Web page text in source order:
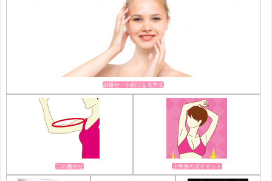
顔痩せ・小顔になる方法
二の腕やせ 上半身のダイエット